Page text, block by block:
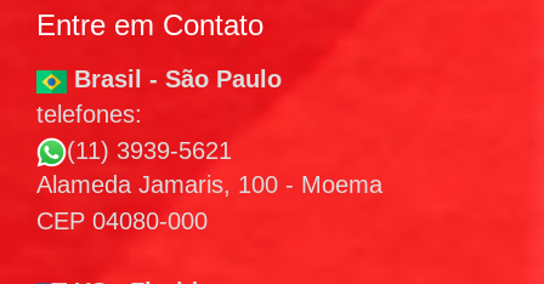
Entre em Contato
Brasil - São Paulo
telefones:
(11) 3939-5621
Alameda Jamaris, 100 - Moema
CEP 04080-000